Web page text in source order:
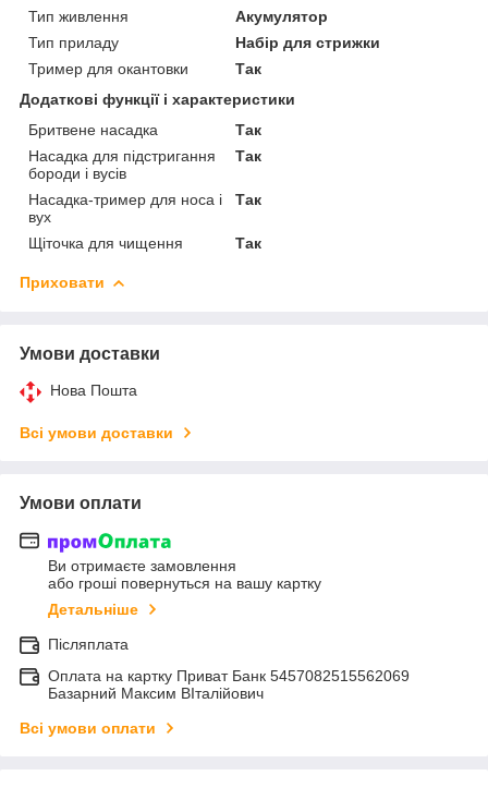
Тип живлення
Акумулятор
Тип приладу
Набір для стрижки
Тример для окантовки
Так
Додаткові функції і характеристики
Бритвене насадка
Так
Насадка для підстригання
бороди і вусів
Так
Насадка-тример для носа і
вух
Так
Щіточка для чищення Так
Приховати
Умови доставки
Нова Пошта
Всі умови доставки
Умови оплати
Ви отримаєте замовлення
або гроші повернуться на вашу картку
Детальніше
Післяплата
Оплата на картку Приват Банк 5457082515562069
Базарний Максим ВІталійович
Всі умови оплати